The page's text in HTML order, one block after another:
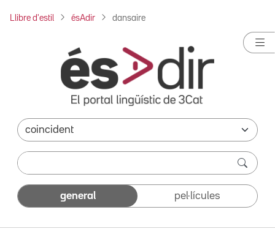
Llibre d'estil ésAdir dansaire
general pel·lícules